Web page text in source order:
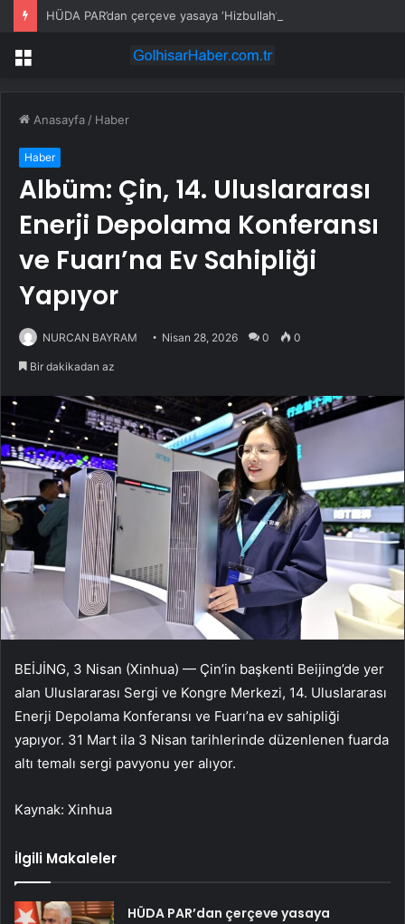
HÜDA PAR’dan çerçeve yasaya ‘Hizbullah’ önerisi
Menü
Anasayfa / Haber
Haber
Albüm: Çin, 14. Uluslararası
Enerji Depolama Konferansı
ve Fuarı’na Ev Sahipliği
Yapıyor
NURCAN BAYRAM Nisan 28, 2026 0 0
Bir dakikadan az
BEİJİNG, 3 Nisan (Xinhua) — Çin’in başkenti Beijing’de yer
alan Uluslararası Sergi ve Kongre Merkezi, 14. Uluslararası
Enerji Depolama Konferansı ve Fuarı’na ev sahipliği
yapıyor. 31 Mart ila 3 Nisan tarihlerinde düzenlenen fuarda
altı temalı sergi pavyonu yer alıyor.
Kaynak: Xinhua
İlgili Makaleler
HÜDA PAR’dan çerçeve yasaya